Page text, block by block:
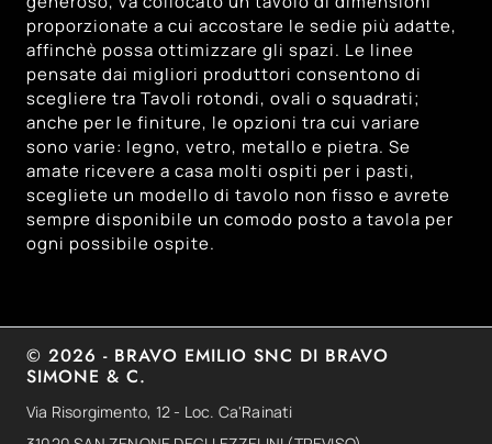
proporzionate a cui accostare le sedie più adatte,
affinchè possa ottimizzare gli spazi. Le linee
pensate dai migliori produttori consentono di
scegliere tra Tavoli rotondi, ovali o squadrati;
anche per le finiture, le opzioni tra cui variare
sono varie: legno, vetro, metallo e pietra. Se
amate ricevere a casa molti ospiti per i pasti,
scegliete un modello di tavolo non fisso e avrete
sempre disponibile un comodo posto a tavola per
ogni possibile ospite.
© 2026 - BRAVO EMILIO SNC DI BRAVO
SIMONE & C.
Via Risorgimento, 12 - Loc. Ca'Rainati